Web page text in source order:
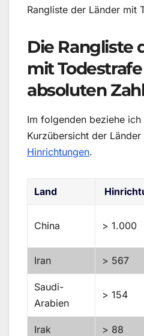
Rangliste der Länder mit
Die Rangliste
mit
absoluten
Im folgenden beziehe
Kurzübersicht der Länder
Hinrichtungen.
Land
China > 1.000
Iran > 567
Saudi-
Arabien
> 154
Irak > 88